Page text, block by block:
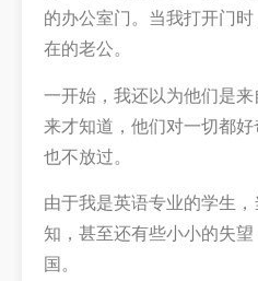
的办公室门。当我打开门
在的老公。
一开始，我还以为他们是
来才知道，他们对一切都
也不放过。
由于我是英语专业的学生
知，甚至还有些小小的失
国。